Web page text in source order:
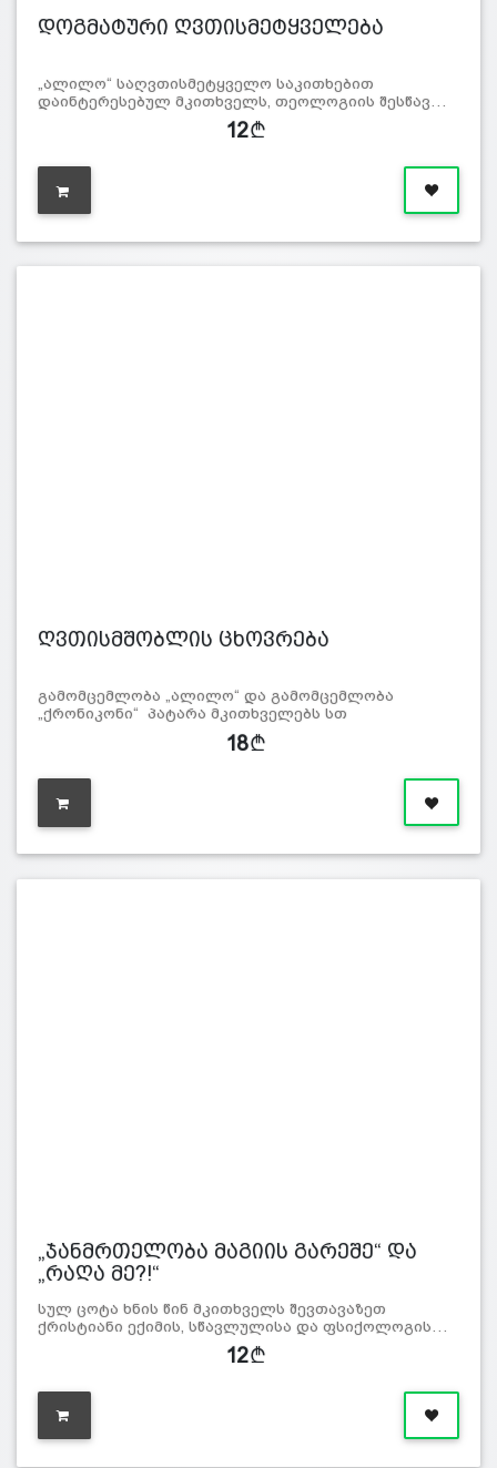
დოგმატური ღვთისმეტყველება
„ალილო“ საღვთისმეტყველო საკითხებით
დაინტერესებულ მკითხველს, თეოლოგიის შესწავ…
12
ღვთისმშობლის ცხოვრება
გამომცემლობა „ალილო“ და გამომცემლობა
„ქრონიკონი“ პატარა მკითხველებს სთ
18
„ჯანმრთელობა მაგიის გარეშე“ და
„რაღა მე?!“
სულ ცოტა ხნის წინ მკითხველს შევთავაზეთ
ქრისტიანი ექიმის, სწავლულისა და ფსიქოლოგის…
12